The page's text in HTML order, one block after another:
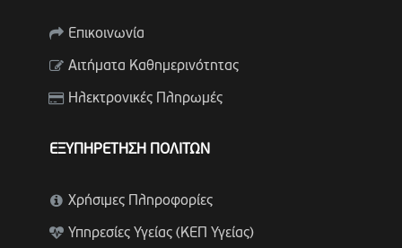
Επικοινωνία
Αιτήματα Καθημερινότητας
Ηλεκτρονικές Πληρωμές
ΕΞΥΠΗΡΕΤΗΣΗ ΠΟΛΙΤΩΝ
Χρήσιμες Πληροφορίες
Υπηρεσίες Υγείας (ΚΕΠ Υγείας)